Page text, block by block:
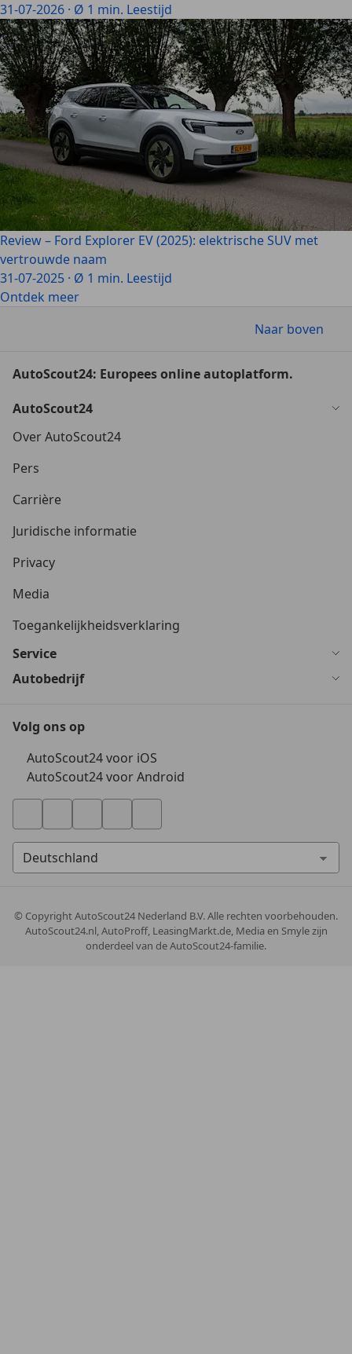
31-07-2026 · Ø 1 min. Leestijd
Review – Ford Explorer EV (2025): elektrische SUV met
vertrouwde naam
31-07-2025 · Ø 1 min. Leestijd
Ontdek meer
Naar boven
AutoScout24: Europees online autoplatform.
AutoScout24
Over AutoScout24
Pers
Carrière
Juridische informatie
Privacy
Media
Toegankelijkheidsverklaring
Service
Autobedrijf
Volg ons op
AutoScout24 voor iOS
AutoScout24 voor Android
© CopyrightAutoScout24 Nederland B.V. Alle rechten voorbehouden.
AutoScout24.nl, AutoProff, LeasingMarkt.de, Media en Smyle zijn
onderdeel van de AutoScout24-familie.